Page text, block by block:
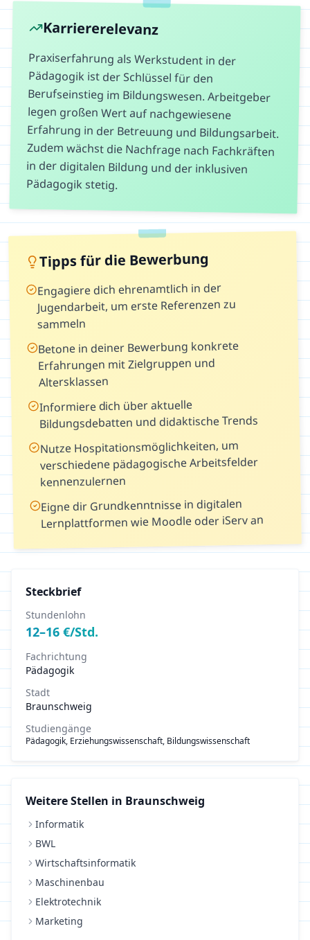
Karriererelevanz
Praxiserfahrung als Werkstudent in der
Pädagogik ist der Schlüssel für den
Berufseinstieg im Bildungswesen. Arbeitgeber
legen großen Wert auf nachgewiesene
Erfahrung in der Betreuung und Bildungsarbeit.
Zudem wächst die Nachfrage nach Fachkräften
in der digitalen Bildung und der inklusiven
Pädagogik stetig.
Tipps für die Bewerbung
Engagiere dich ehrenamtlich in der
Jugendarbeit, um erste Referenzen zu
sammeln
Betone in deiner Bewerbung konkrete
Erfahrungen mit Zielgruppen und
Altersklassen
Informiere dich über aktuelle
Bildungsdebatten und didaktische Trends
Nutze Hospitationsmöglichkeiten, um
verschiedene pädagogische Arbeitsfelder
kennenzulernen
Eigne dir Grundkenntnisse in digitalen
Lernplattformen wie Moodle oder iServ an
Steckbrief
Stundenlohn
12–16 €/Std.
Fachrichtung
Pädagogik
Stadt
Braunschweig
Studiengänge
Pädagogik, Erziehungswissenschaft, Bildungswissenschaft
Weitere Stellen in Braunschweig
Informatik
BWL
Wirtschaftsinformatik
Maschinenbau
Elektrotechnik
Marketing